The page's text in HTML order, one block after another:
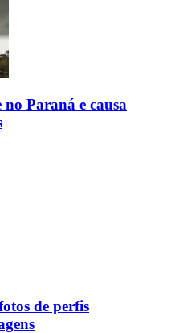
Paraná e causa
de perfis